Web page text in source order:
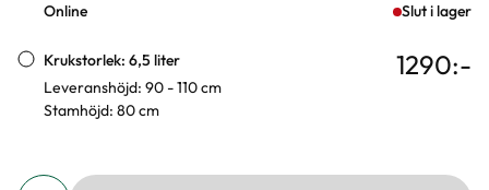
Online Slut i lager
Krukstorlek: 6,5 liter
Leveranshöjd: 90 - 110 cm
Stamhöjd: 80 cm
1290:-